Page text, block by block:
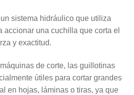
sistema hidráulico que utiliza
accionar una cuchilla que corta el
y exactitud.
de corte, las guillotinas
útiles para cortar grandes
en hojas, láminas o tiras, ya que